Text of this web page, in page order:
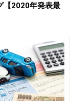
ご確認くださ
り、特定の金融
。
身の責任において
慮しております
づく損失・損害
サービス提供者
【2020年発表最